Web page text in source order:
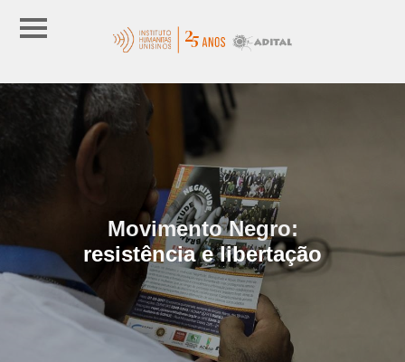
Movimento Negro:
resistência e libertação